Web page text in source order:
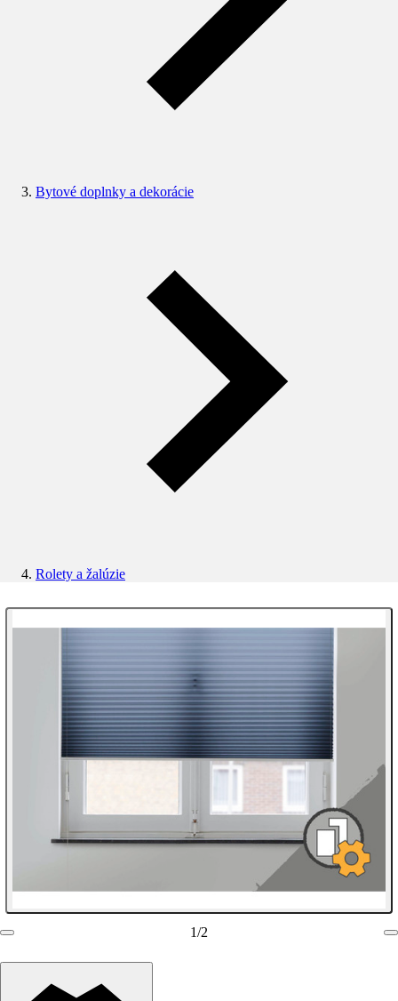
Bytové doplnky a dekorácie
Rolety a žalúzie
1/2